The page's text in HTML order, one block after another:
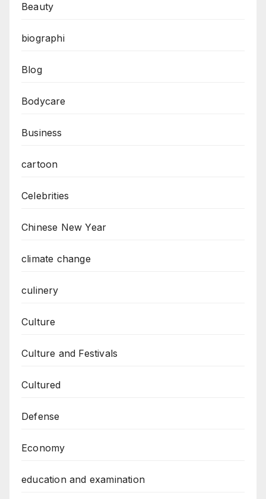
Beauty
biographi
Blog
Bodycare
Business
cartoon
Celebrities
Chinese New Year
climate change
culinery
Culture
Culture and Festivals
Cultured
Defense
Economy
education and examination